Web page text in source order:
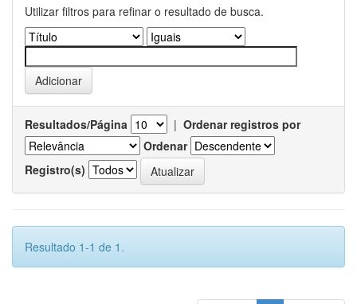
Utilizar filtros para refinar o resultado de busca.
Resultados/Página | Ordenar registros por
Ordenar
Registro(s)
Resultado 1-1 de 1.